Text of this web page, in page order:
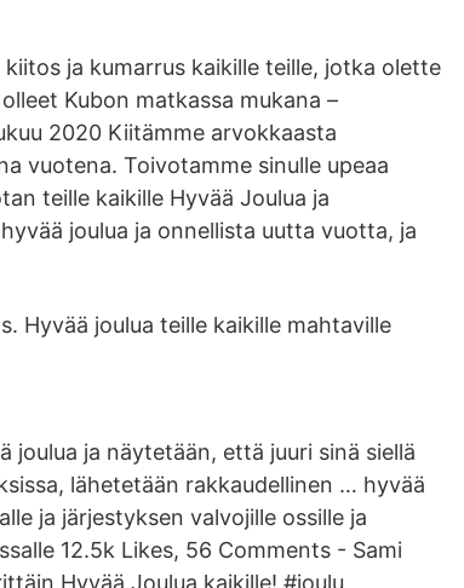
kiitos ja kumarrus kaikille teille, jotka olette
Kubon matkassa mukana –
2020 Kiitämme arvokkaasta
vuotena. Toivotamme sinulle upeaa
teille kaikille Hyvää Joulua ja
joulua ja onnellista uutta vuotta, ja
Hyvää joulua teille kaikille mahtaville
joulua ja näytetään, että juuri sinä siellä
lähetetään rakkaudellinen … hyvää
ja järjestyksen valvojille ossille ja
12.5k Likes, 56 Comments - Sami
Hyvää Joulua kaikille! #joulu